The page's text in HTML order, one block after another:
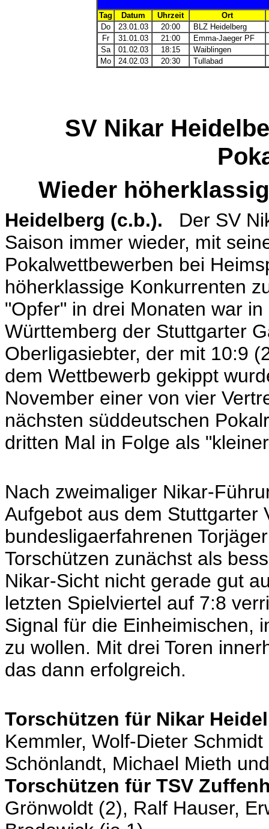
Tag Datum Uhrzeit
Ort
Do
23.01.03 20:00
BLZ Heidelberg
Fr
31.01.03 21:00
Emma-Jaeger PF
Sa
01.02.03 18:15
Waiblingen
Mo
24.02.03 20:30 Tullabad
SV Nikar
Wieder
Heidelberg (c.b.). Der SV
Saison immer wieder, mit
Pokalwettbewerben bei
höherklassige Konkurrenten
"Opfer" in drei Monaten war
Württemberg der Stuttgarter
Oberligasiebter, der mit 10:9
dem Wettbewerb gekippt
November einer von vier
nächsten süddeutschen
dritten Mal in Folge als
Nach zweimaliger Nikar-
Aufgebot aus dem Stuttgarter
bundesligaerfahrenen
Torschützen zunächst als
Nikar-Sicht nicht gerade gut
letzten Spielviertel auf 7:8
Signal für die Einheimischen,
zu wollen. Mit drei Toren
das dann erfolgreich.
Torschützen für Nikar
Kemmler, Wolf-Dieter
Schönlandt, Michael Mieth
Torschützen für TSV
Grönwoldt (2), Ralf Hauser,